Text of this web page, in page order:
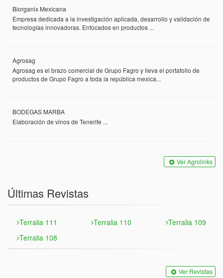
Biorganix Mexicana
Empresa dedicada a la investigación aplicada, desarrollo y validación de
tecnologías innovadoras. Enfocados en productos ...
Agrosag
Agrosag es el brazo comercial de Grupo Fagro y lleva el portafolio de
productos de Grupo Fagro a toda la república mexica...
BODEGAS MARBA
Elaboración de vinos de Tenerife ...
Ver Agrolinks
Últimas Revistas
Terralia 111 Terralia 110
Terralia 109
Terralia 108
Ver Revistas